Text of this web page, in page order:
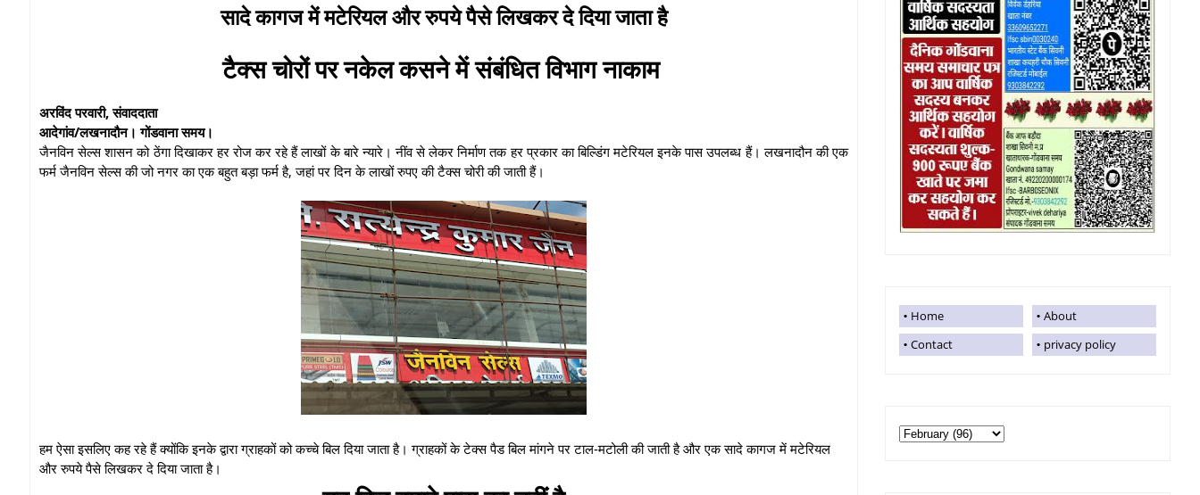
सादे कागज में मटेरियल और रुपये पैसे लिखकर दे दिया जाता है
टैक्स चोरों पर नकेल कसने में संबंधित विभाग नाकाम
अरविंद परवारी, संवाददाता
आदेगांव/लखनादौन। गोंडवाना समय।
जैनविन सेल्स शासन को ठेंगा दिखाकर हर रोज कर रहे हैं लाखों के बारे न्यारे। नींव से लेकर निर्माण तक हर प्रकार का बिल्डिंग मटेरियल इनके पास उपलब्ध हैं। लखनादौन की एक
फर्म जैनविन सेल्स की जो नगर का एक बहुत बड़ा फर्म है, जहां पर दिन के लाखों रुपए की टैक्स चोरी की जाती हैं।
हम ऐसा इसलिए कह रहे हैं क्योंकि इनके द्वारा ग्राहकों को कच्चे बिल दिया जाता है। ग्राहकों के टेक्स पैड बिल मांगने पर टाल-मटोली की जाती है और एक सादे कागज में मटेरियल
और रुपये पैसे लिखकर दे दिया जाता है।
Home
About
Contact
privacy policy